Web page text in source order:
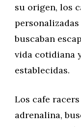
su origen, los
buscaban
vida cotidiana
establecidas.
Los cafe
adrenalina,